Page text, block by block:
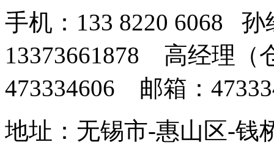
手机：133 8220 6068
13373661878 高经理（
473334606 邮箱：
地址：无锡市-惠山区-钱